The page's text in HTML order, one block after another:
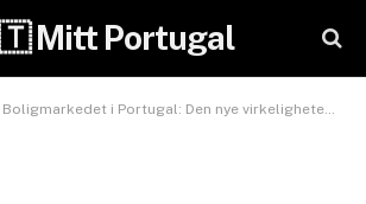
Mitt Portugal
Boligmarkedet i Portugal: Den nye virkeligheten er dyrere – og mer delt